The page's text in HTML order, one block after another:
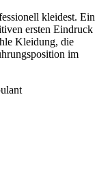
kleidest. Ein
ersten Eindruck
Kleidung, die
im